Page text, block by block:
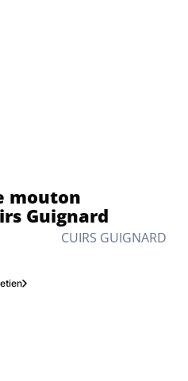
CUIRS GUIGNARD
Guignard